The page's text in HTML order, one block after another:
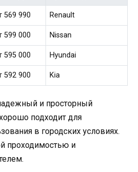
569 990 Renault
599 000 Nissan
595 000 Hyundai
592 900 Kia
и просторный
подходит для
в городских условиях.
проходимостью и